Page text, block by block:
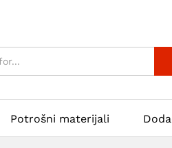
Potrošni materijali